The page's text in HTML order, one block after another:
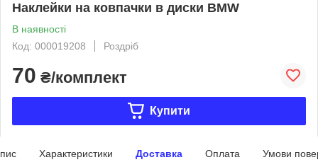
Наклейки на ковпачки в диски BMW
В наявності
Код: 000019208
Роздріб
70 ₴/комплект
Купити
Характеристики Доставка Оплата Умови